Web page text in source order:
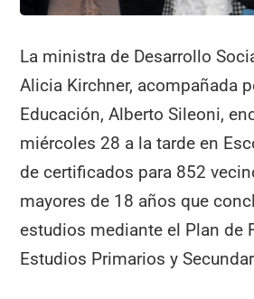
La ministra de Desarrollo
Alicia Kirchner, acompañada
Educación, Alberto Sileoni,
miércoles 28 a la tarde en
de certificados para 852
mayores de 18 años que
estudios mediante el Plan de
Estudios Primarios y